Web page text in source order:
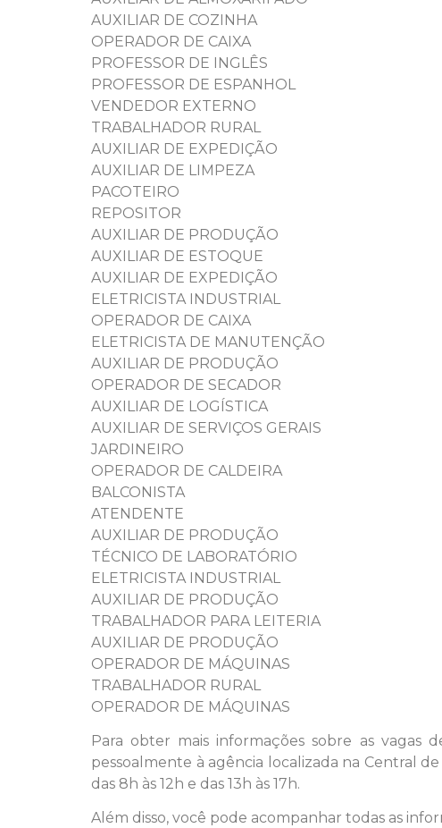
AUXILIAR DE COZINHA
OPERADOR DE CAIXA
PROFESSOR DE INGLÊS
PROFESSOR DE ESPANHOL
VENDEDOR EXTERNO
TRABALHADOR RURAL
AUXILIAR DE EXPEDIÇÃO
AUXILIAR DE LIMPEZA
PACOTEIRO
REPOSITOR
AUXILIAR DE PRODUÇÃO
AUXILIAR DE ESTOQUE
AUXILIAR DE EXPEDIÇÃO
ELETRICISTA INDUSTRIAL
OPERADOR DE CAIXA
ELETRICISTA DE MANUTENÇÃO
AUXILIAR DE PRODUÇÃO
OPERADOR DE SECADOR
AUXILIAR DE LOGÍSTICA
AUXILIAR DE SERVIÇOS GERAIS
JARDINEIRO
OPERADOR DE CALDEIRA
BALCONISTA
ATENDENTE
AUXILIAR DE PRODUÇÃO
TÉCNICO DE LABORATÓRIO
ELETRICISTA INDUSTRIAL
AUXILIAR DE PRODUÇÃO
TRABALHADOR PARA LEITERIA
AUXILIAR DE PRODUÇÃO
OPERADOR DE MÁQUINAS
TRABALHADOR RURAL
OPERADOR DE MÁQUINAS
Para obter mais informações sobre as vagas
pessoalmente à agência localizada na Central
das 8h às 12h e das 13h às 17h.
Além disso, você pode acompanhar todas as